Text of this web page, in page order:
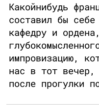
Какойнибудь
составил бы
кафедру и
импровизацию,
нас в тот вечер,
после прогулки